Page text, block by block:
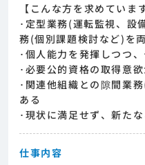
【こんな方を求めていま
･定型業務(運転監視、設
務(個別課題検討など)を
･個人能力を発揮しつつ
･必要公的資格の取得意欲
･関連他組織との隙間業
ある
･現状に満足せず、新た
仕事内容